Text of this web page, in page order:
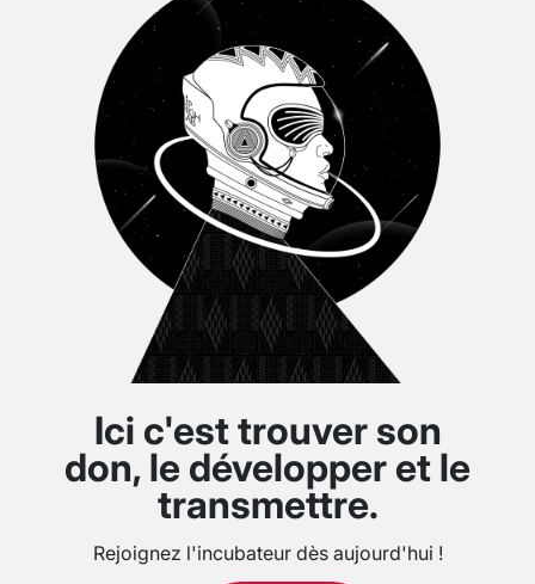
Ici c'est trouver son
don, le développer et le
transmettre.
Rejoignez l'incubateur dès aujourd'hui !